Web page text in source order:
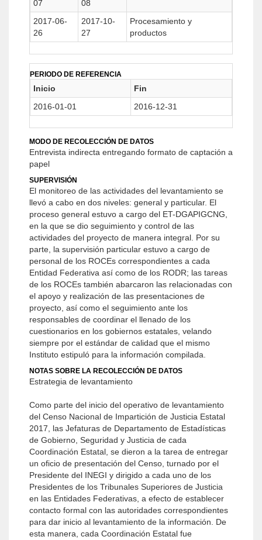
07
08
2017-06-
26
2017-10-
27
Procesamiento y
productos
PERIODO DE REFERENCIA
Inicio
Fin
2016-01-01
2016-12-31
MODO DE RECOLECCIÓN DE DATOS
Entrevista indirecta entregando formato de captación a
papel
SUPERVISIÓN
El monitoreo de las actividades del levantamiento se
llevó a cabo en dos niveles: general y particular. El
proceso general estuvo a cargo del ET-DGAPIGCNG,
en la que se dio seguimiento y control de las
actividades del proyecto de manera integral. Por su
parte, la supervisión particular estuvo a cargo de
personal de los ROCEs correspondientes a cada
Entidad Federativa así como de los RODR; las tareas
de los ROCEs también abarcaron las relacionadas con
el apoyo y realización de las presentaciones de
proyecto, así como el seguimiento ante los
responsables de coordinar el llenado de los
cuestionarios en los gobiernos estatales, velando
siempre por el estándar de calidad que el mismo
Instituto estipuló para la información compilada.
NOTAS SOBRE LA RECOLECCIÓN DE DATOS
Estrategia de levantamiento
Como parte del inicio del operativo de levantamiento
del Censo Nacional de Impartición de Justicia Estatal
2017, las Jefaturas de Departamento de Estadísticas
de Gobierno, Seguridad y Justicia de cada
Coordinación Estatal, se dieron a la tarea de entregar
un oficio de presentación del Censo, turnado por el
Presidente del INEGI y dirigido a cada uno de los
Presidentes de los Tribunales Superiores de Justicia
en las Entidades Federativas, a efecto de establecer
contacto formal con las autoridades correspondientes
para dar inicio al levantamiento de la información. De
esta manera, cada Coordinación Estatal fue